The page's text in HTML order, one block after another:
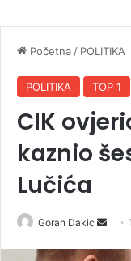
Početna / POLITIKA
POLITIKA TOP 1
CIK
kaznio
Lučića
Goran Dakic